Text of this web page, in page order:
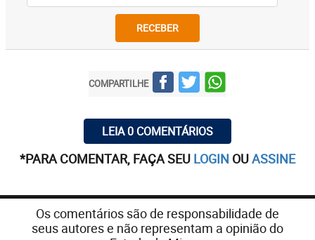
RECEBER
COMPARTILHE
LEIA 0 COMENTÁRIOS
*PARA COMENTAR, FAÇA SEU LOGIN OUASSINE
Os comentários são de responsabilidade de
seus autores e não representam a opinião do